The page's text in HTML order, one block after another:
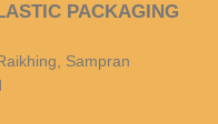
PACKAGING
Sampran